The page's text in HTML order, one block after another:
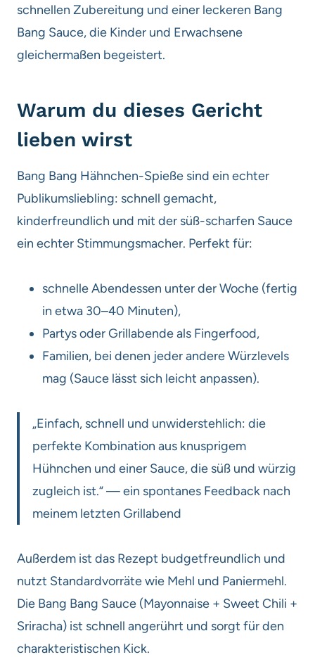
schnellen Zubereitung und einer leckeren Bang
Bang Sauce, die Kinder und Erwachsene
gleichermaßen begeistert.
Warum du dieses Gericht
lieben wirst
Bang Bang Hähnchen-Spieße sind ein echter
Publikumsliebling: schnell gemacht,
kinderfreundlich und mit der süß-scharfen Sauce
ein echter Stimmungsmacher. Perfekt für:
schnelle Abendessen unter der Woche (fertig
in etwa 30–40 Minuten),
Partys oder Grillabende als Fingerfood,
Familien, bei denen jeder andere Würzlevels
mag (Sauce lässt sich leicht anpassen).
„Einfach, schnell und unwiderstehlich: die
perfekte Kombination aus knusprigem
Hühnchen und einer Sauce, die süß und würzig
zugleich ist.“ — ein spontanes Feedback nach
meinem letzten Grillabend
Außerdem ist das Rezept budgetfreundlich und
nutzt Standardvorräte wie Mehl und Paniermehl.
Die Bang Bang Sauce (Mayonnaise + Sweet Chili +
Sriracha) ist schnell angerührt und sorgt für den
charakteristischen Kick.